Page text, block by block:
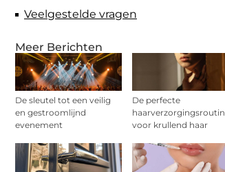
Veelgestelde vragen
Meer Berichten
De sleutel tot een veilig
en gestroomlijnd
evenement
De perfecte
voor krullend haar